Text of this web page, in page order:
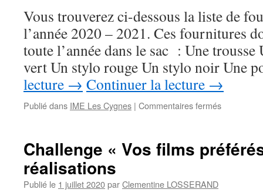
–
réalisations
Vous trouverez ci-dessous la liste de
l’année 2020 – 2021. Ces fournitures
toute l’année dans le sac : Une
vert Un stylo rouge Un stylo noir Une
lecture → Continuer la lecture →
Publié dans IME Les Cygnes | Commentaires ferméssur
2021
Challenge « Vos films
réalisations
Publié le 1 juillet 2020parClementine LOSSERAND